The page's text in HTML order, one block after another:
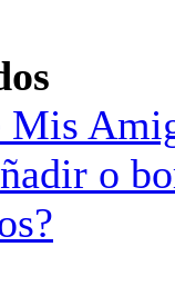
Mis
o